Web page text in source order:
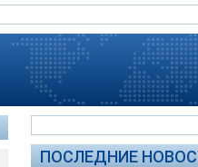
ПОСЛЕДНИЕ